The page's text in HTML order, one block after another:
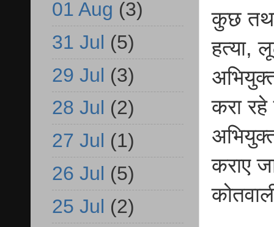
कुछ
हत्या,
करा रहे
कराए
01 Aug (3)
31 Jul (5)
29 Jul (3)
28 Jul (2)
27 Jul (1)
26 Jul (5)
25 Jul (2)